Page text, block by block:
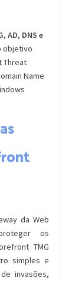
AD, DNS e
objetivo
Threat
Name
da Web
os
TMG
simples e
invasões,